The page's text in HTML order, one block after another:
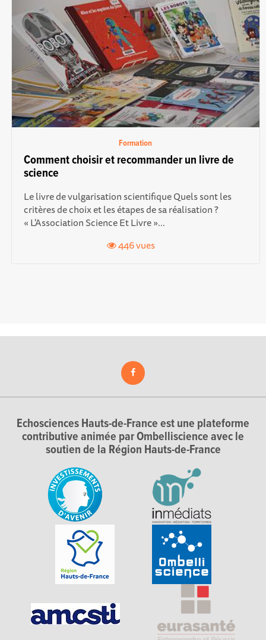
Formation
Comment choisir et recommander un livre de
science
Le livre de vulgarisation scientifique Quels sont les
critères de choix et les étapes de sa réalisation ?
« L'Association Science Et Livre »...
446 vues
Echosciences Hauts-de-France est une plateforme
contributive animée par Ombelliscience avec le
soutien de la Région Hauts-de-France